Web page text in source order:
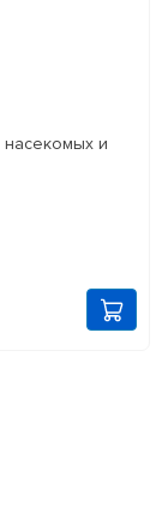
насекомых и